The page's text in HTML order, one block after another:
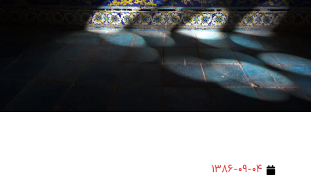
۱۳۸۶-۰۹-۰۴